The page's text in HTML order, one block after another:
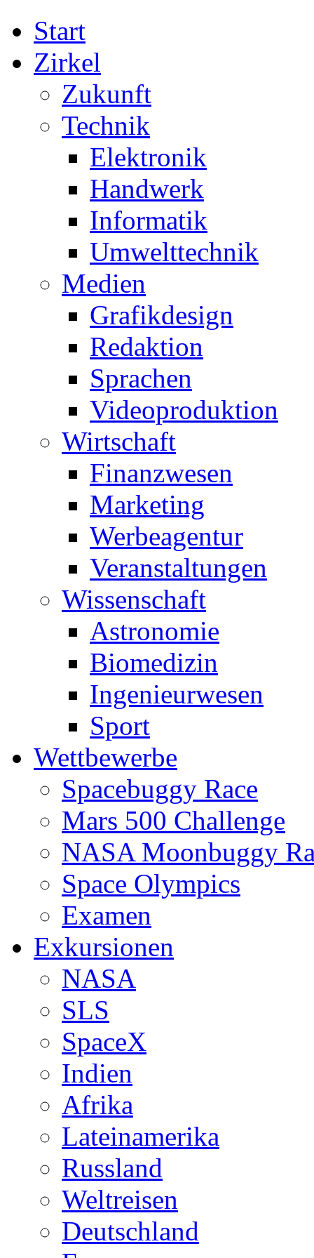
Start
Zirkel
Zukunft
Technik
Elektronik
Handwerk
Informatik
Umwelttechnik
Medien
Grafikdesign
Redaktion
Sprachen
Videoproduktion
Wirtschaft
Finanzwesen
Marketing
Werbeagentur
Veranstaltungen
Wissenschaft
Astronomie
Biomedizin
Ingenieurwesen
Sport
Wettbewerbe
Spacebuggy Race
Mars 500 Challenge
NASA Moonbuggy
Space Olympics
Examen
Exkursionen
NASA
SLS
SpaceX
Indien
Afrika
Lateinamerika
Russland
Weltreisen
Deutschland